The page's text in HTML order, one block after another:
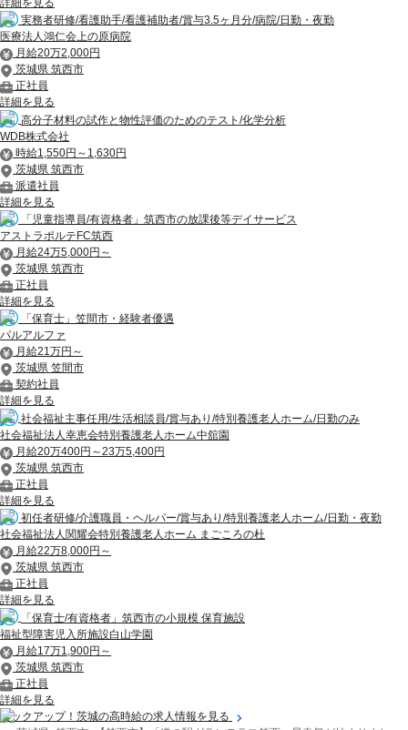
実務者研修/看護助手/看護補助者/賞与3.5ヶ月分/病院/日勤・夜勤
医療法人鴻仁会上の原病院
月給20万2,000円
茨城県 筑西市
正社員
詳細を見る
高分子材料の試作と物性評価のためのテスト/化学分析
WDB株式会社
時給1,550円～1,630円
茨城県 筑西市
派遣社員
詳細を見る
「児童指導員/有資格者」筑西市の放課後等デイサービス
アストラポルテFC筑西
月給24万5,000円～
茨城県 筑西市
正社員
詳細を見る
「保育士」笠間市・経験者優遇
パルアルファ
月給21万円～
茨城県 笠間市
契約社員
詳細を見る
社会福祉主事任用/生活相談員/賞与あり/特別養護老人ホーム/日勤のみ
社会福祉法人幸恵会特別養護老人ホーム中舘園
月給20万400円～23万5,400円
茨城県 筑西市
正社員
詳細を見る
初任者研修/介護職員・ヘルパー/賞与あり/特別養護老人ホーム/日勤・夜勤
社会福祉法人関耀会特別養護老人ホーム まごころの杜
月給22万8,000円～
茨城県 筑西市
正社員
詳細を見る
「保育士/有資格者」筑西市の小規模 保育施設
福祉型障害児入所施設白山学園
月給17万1,900円～
茨城県 筑西市
正社員
詳細を見る
ピックアップ！茨城の高時給の求人情報を見る